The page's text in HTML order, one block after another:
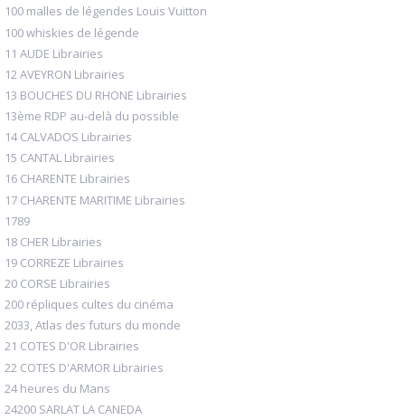
100 malles de légendes Louis Vuitton
100 whiskies de légende
11 AUDE Librairies
12 AVEYRON Librairies
13 BOUCHES DU RHONE Librairies
13ème RDP au-delà du possible
14 CALVADOS Librairies
15 CANTAL Librairies
16 CHARENTE Librairies
17 CHARENTE MARITIME Librairies
1789
18 CHER Librairies
19 CORREZE Librairies
20 CORSE Librairies
200 répliques cultes du cinéma
2033, Atlas des futurs du monde
21 COTES D'OR Librairies
22 COTES D'ARMOR Librairies
24 heures du Mans
24200 SARLAT LA CANEDA